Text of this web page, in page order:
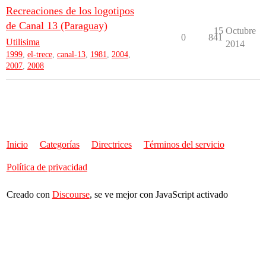
Recreaciones de los logotipos
de Canal 13 (Paraguay)
Utilisima
1999, el-trece, canal-13, 1981, 2004,
2007, 2008
0 841
15 Octubre
2014
Inicio Categorías Directrices Términos del servicio
Política de privacidad
Creado con Discourse, se ve mejor con JavaScript activado